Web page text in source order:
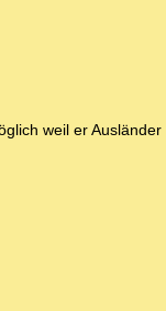
weil er Ausländer